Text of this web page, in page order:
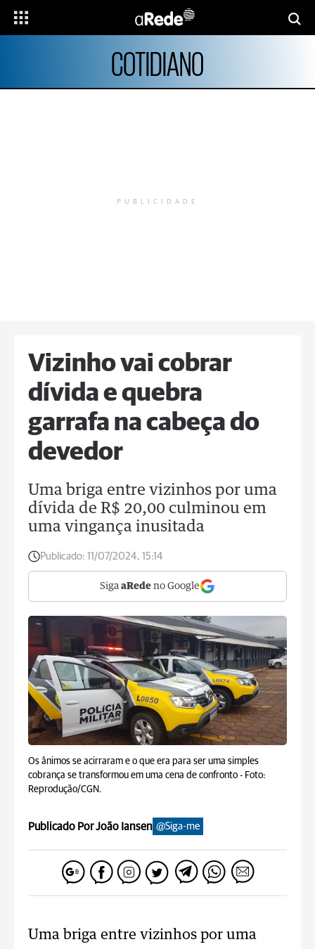
COTIDIANO
PUBLICIDADE
Vizinho vai cobrar
dívida e quebra
garrafa na cabeça do
devedor
Uma briga entre vizinhos por uma
dívida de R$ 20,00 culminou em
uma vingança inusitada
Publicado: 11/07/2024, 15:14
Siga aRede no Google
Os ânimos se acirraram e o que era para ser uma simples
cobrança se transformou em uma cena de confronto - Foto:
Reprodução/CGN.
Publicado Por João Iansen @Siga-me
Uma briga entre vizinhos por uma